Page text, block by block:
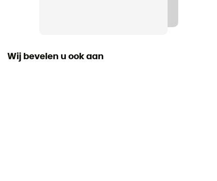
Wij bevelen u ook aan